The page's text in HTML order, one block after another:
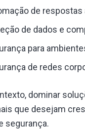
de respostas
de dados e
para
de redes
dominar
que desejam
segurança.